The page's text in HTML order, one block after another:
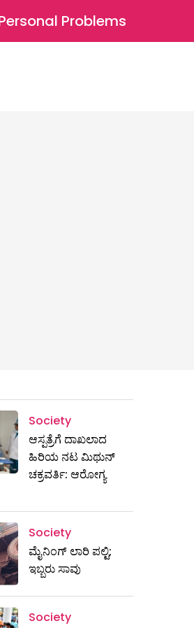
⚲ Problems
Society
ಆಸ್ಪತ್ರೆಗೆ ದಾಖಲಾದ
ಹಿರಿಯ ನಟ ಮಿಥುನ್​
ಚಕ್ರವರ್ತಿ: ಆರೋಗ್ಯ
Society
ಮೈನಿಂಗ್‌ ಲಾರಿ ಪಲ್ಟಿ;
ಇಬ್ಬರು ಸಾವು
Society